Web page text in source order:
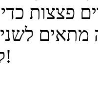
פצצות
מתאים
לשחק נגד חברים!